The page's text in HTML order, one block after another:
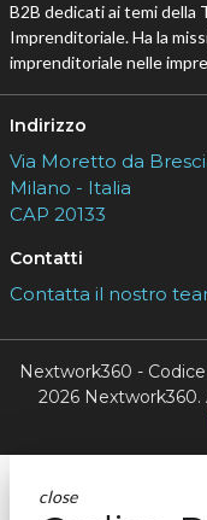
B2B dedicati ai temi della
Imprenditoriale. Ha la
imprenditoriale nelle
Indirizzo
Via Moretto da
Milano - Italia
CAP 20133
Contatti
Contatta il nostro
Nextwork360 -
2026 Nextwork360.
close